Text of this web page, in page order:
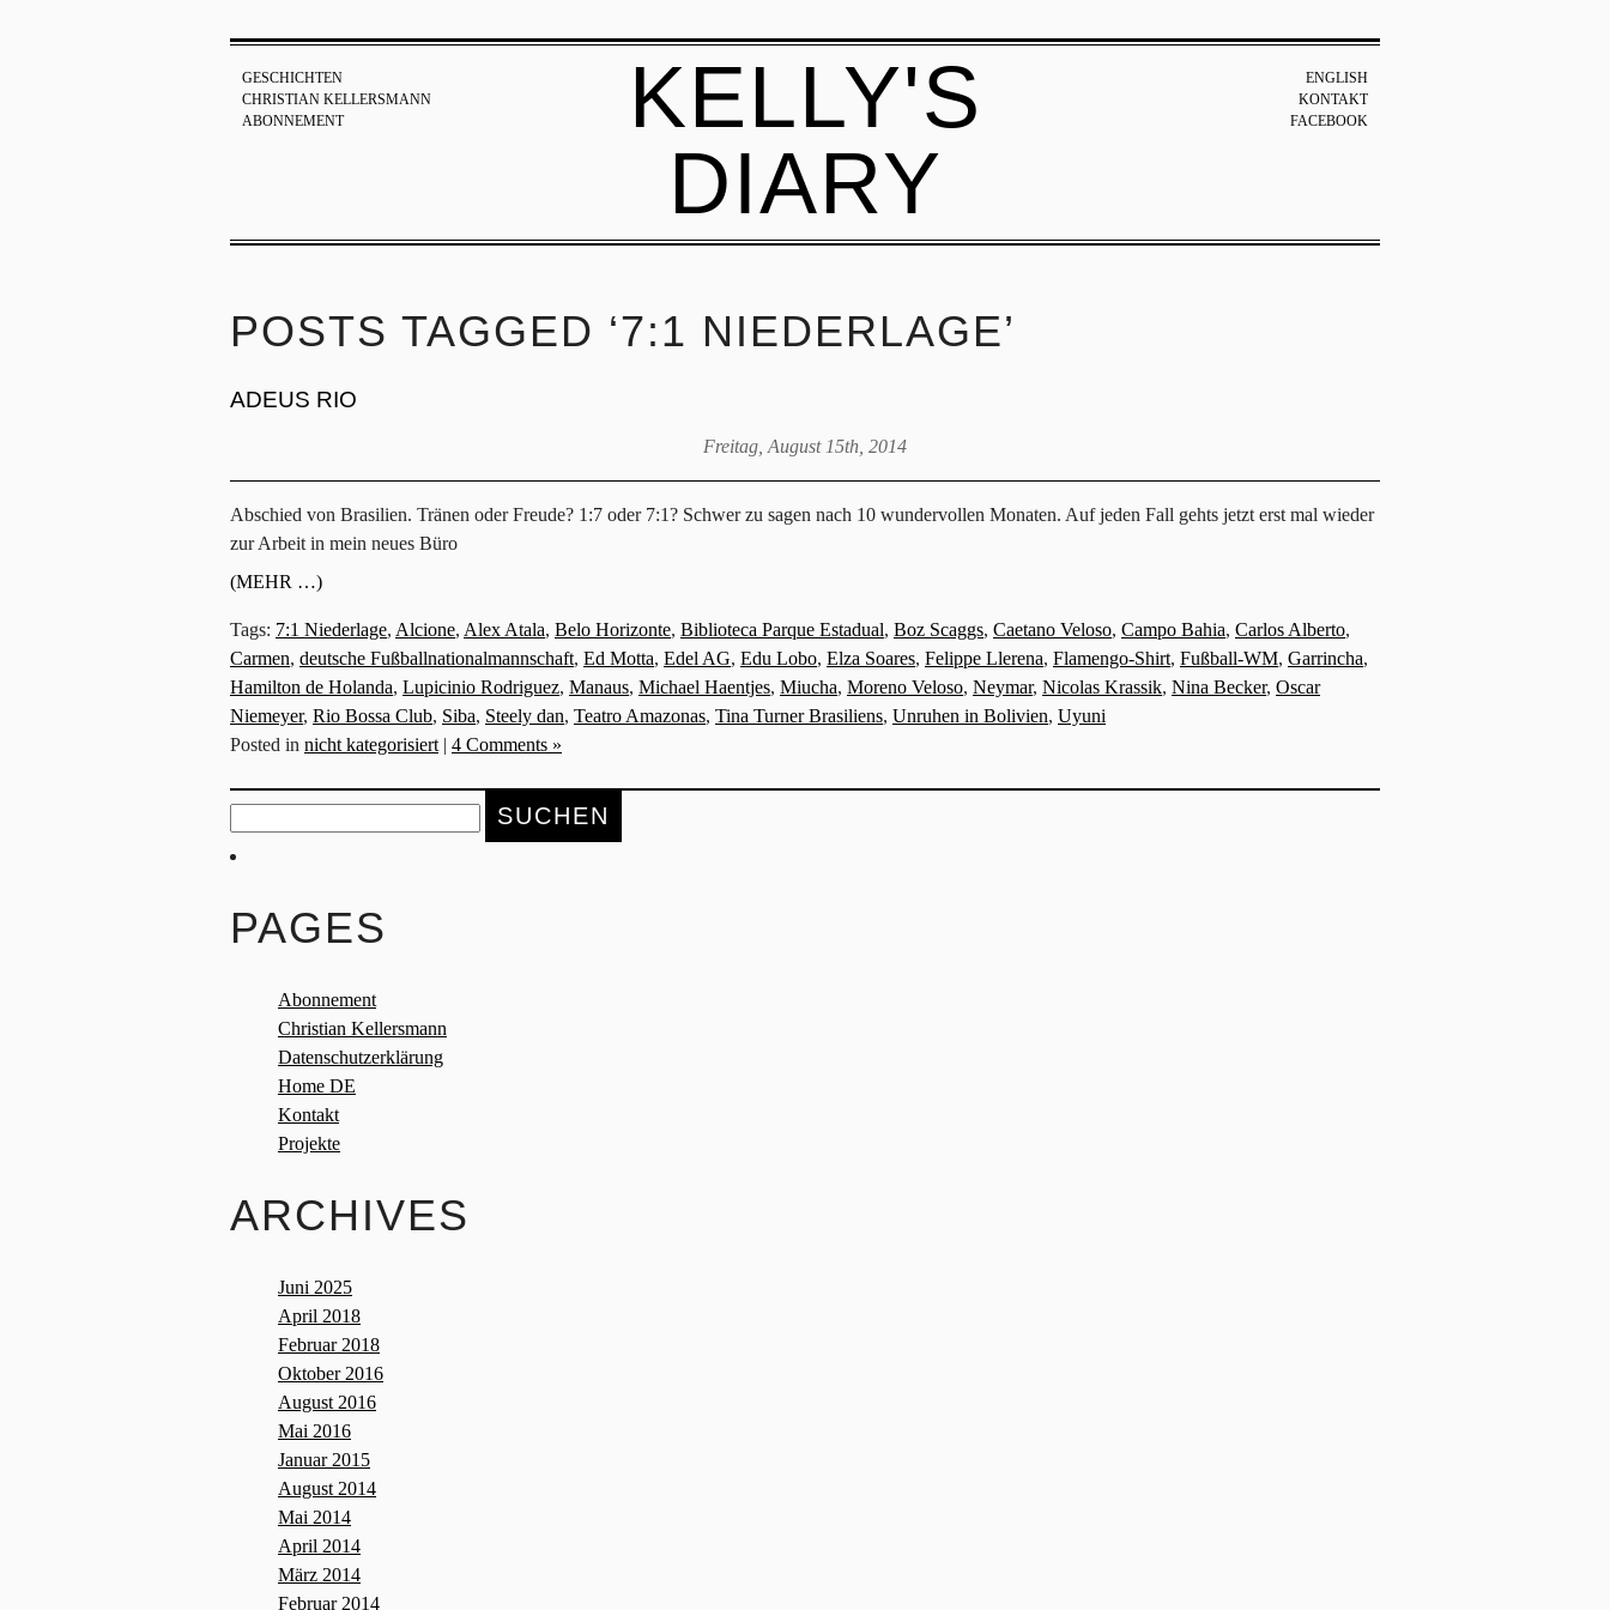
GESCHICHTEN
CHRISTIAN KELLERSMANN
ABONNEMENT
KELLY'S
DIARY
ENGLISH
KONTAKT
FACEBOOK
POSTS TAGGED ‘7:1 NIEDERLAGE’
ADEUS RIO
Freitag, August 15th, 2014
Abschied von Brasilien. Tränen oder Freude? 1:7 oder 7:1? Schwer zu sagen nach 10 wundervollen Monaten. Auf jeden Fall gehts jetzt erst mal wieder
zur Arbeit in mein neues Büro
(MEHR …)
Tags: 7:1 Niederlage, Alcione, Alex Atala, Belo Horizonte, Biblioteca Parque Estadual, Boz Scaggs, Caetano Veloso, Campo Bahia, Carlos Alberto,
Carmen, deutsche Fußballnationalmannschaft, Ed Motta, Edel AG, Edu Lobo, Elza Soares, Felippe Llerena, Flamengo-Shirt, Fußball-WM, Garrincha,
Hamilton de Holanda, Lupicinio Rodriguez, Manaus, Michael Haentjes, Miucha, Moreno Veloso, Neymar, Nicolas Krassik, Nina Becker, Oscar
Niemeyer, Rio Bossa Club, Siba, Steely dan, Teatro Amazonas, Tina Turner Brasiliens, Unruhen in Bolivien, Uyuni
Posted in nicht kategorisiert| 4 Comments »
Suche
nach:
PAGES
Abonnement
Christian Kellersmann
Datenschutzerklärung
Home DE
Kontakt
Projekte
ARCHIVES
Juni 2025
April 2018
Februar 2018
Oktober 2016
August 2016
Mai 2016
Januar 2015
August 2014
Mai 2014
April 2014
März 2014
Februar 2014